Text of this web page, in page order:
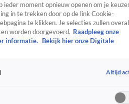
RealityCrimeVideo's
ieder moment opnieuw openen om je
in te trekken door op de link Cookie-
te klikken. Je selecties zullen overal
worden doorgevoerd. Raadpleeg onze
informatie.
Bekijk hier onze Digitale
Altijd